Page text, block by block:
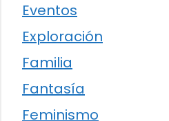
Eventos
Exploración
Familia
Fantasía
Feminismo